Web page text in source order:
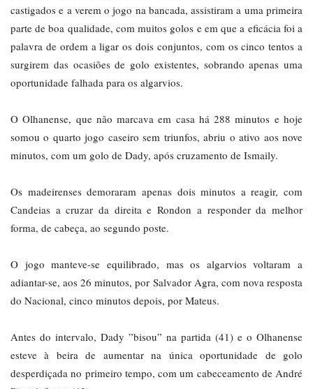
castigados e a verem o jogo na bancada, assistiram a uma primeira
parte de boa qualidade, com muitos golos e em que a eficácia foi a
palavra de ordem a ligar os dois conjuntos, com os cinco tentos a
surgirem das ocasiões de golo existentes, sobrando apenas uma
oportunidade falhada para os algarvios.
O Olhanense, que não marcava em casa há 288 minutos e hoje
somou o quarto jogo caseiro sem triunfos, abriu o ativo aos nove
minutos, com um golo de Dady, após cruzamento de Ismaily.
Os madeirenses demoraram apenas dois minutos a reagir, com
Candeias a cruzar da direita e Rondon a responder da melhor
forma, de cabeça, ao segundo poste.
O jogo manteve-se equilibrado, mas os algarvios voltaram a
adiantar-se, aos 26 minutos, por Salvador Agra, com nova resposta
do Nacional, cinco minutos depois, por Mateus.
Antes do intervalo, Dady ”bisou” na partida (41) e o Olhanense
esteve à beira de aumentar na única oportunidade de golo
desperdiçada no primeiro tempo, com um cabeceamento de André